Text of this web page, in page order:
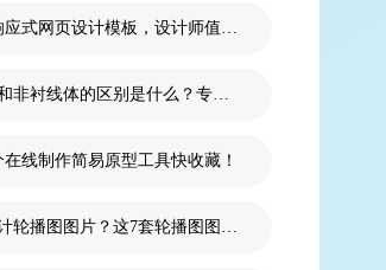
这6套响应式网页设计模板，设计师值得收藏！
衬线体和非衬线体的区别是什么？专为设计新人解答！
在线制作简易原型工具快收藏！
一键设计轮播图图片？这7套轮播图图片资源快收藏！